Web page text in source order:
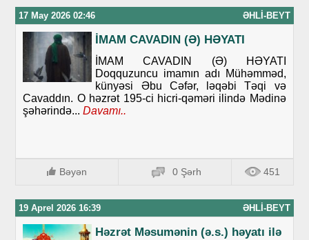
17 May 2026 02:46 ƏHLI-BEYT
İMAM CAVADIN (Ə) HƏYATI
İMAM CAVADIN (Ə) HƏYATI
Doqquzuncu imamın adı Mühəmməd,
künyəsi Əbu Cəfər, ləqəbi Təqi və
Cavaddın. O həzrət 195-ci hicri-qəməri ilində Mədinə
şəhərində... Davamı..
Bəyən 0 Şərh 451
19 Aprel 2026 16:39 ƏHLI-BEYT
Həzrət Məsumənin (ə.s.) həyatı ilə